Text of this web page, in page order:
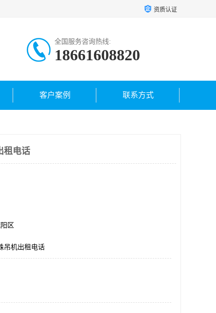
资质认证
全国服务咨询热线:
18661608820
客户案例 联系方式
租电话
区
吊机出租电话